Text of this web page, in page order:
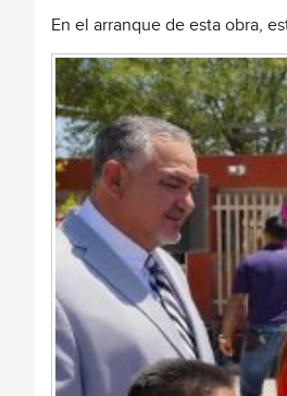
En el arranque de esta obra,